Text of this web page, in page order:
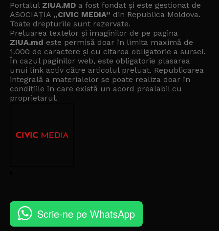
Portalul ZIUA.MD a fost fondat și este gestionat de
ASOCIAȚIA „CIVIC MEDIA” din Republica Moldova.
Toate drepturile sunt rezervate.
Preluarea textelor și imaginilor de pe pagina
ZIUA.md este permisă doar în limita maximă de
1.000 de caractere și cu citarea obligatorie a sursei.
În cazul paginilor web, este obligatorie plasarea
unui link activ către articolul preluat. Republicarea
integrală a materialelor se poate realiza doar în
condițiile în care există un acord prealabil cu
proprietarul.
Scrie-ne pe WhatsApp